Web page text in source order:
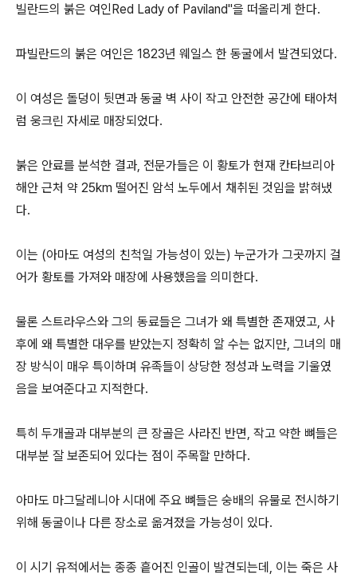
빌란드의 붉은 여인Red Lady of Paviland"을 떠올리게 한다.
파빌란드의 붉은 여인은 1823년 웨일스 한 동굴에서 발견되었다.
이 여성은 돌덩이 뒷면과 동굴 벽 사이 작고 안전한 공간에 태아처
럼 웅크린 자세로 매장되었다.
붉은 안료를 분석한 결과, 전문가들은 이 황토가 현재 칸타브리아
해안 근처 약 25km 떨어진 암석 노두에서 채취된 것임을 밝혀냈
다.
이는 (아마도 여성의 친척일 가능성이 있는) 누군가가 그곳까지 걸
어가 황토를 가져와 매장에 사용했음을 의미한다.
물론 스트라우스와 그의 동료들은 그녀가 왜 특별한 존재였고, 사
후에 왜 특별한 대우를 받았는지 정확히 알 수는 없지만, 그녀의 매
장 방식이 매우 특이하며 유족들이 상당한 정성과 노력을 기울였
음을 보여준다고 지적한다.
특히 두개골과 대부분의 큰 장골은 사라진 반면, 작고 약한 뼈들은
대부분 잘 보존되어 있다는 점이 주목할 만하다.
아마도 마그달레니아 시대에 주요 뼈들은 숭배의 유물로 전시하기
위해 동굴이나 다른 장소로 옮겨졌을 가능성이 있다.
이 시기 유적에서는 종종 흩어진 인골이 발견되는데, 이는 죽은 사